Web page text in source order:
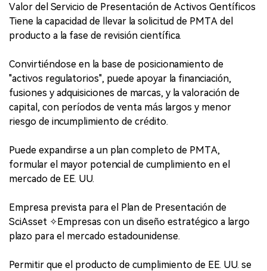
Valor del Servicio de Presentación de Activos Científicos
Tiene la capacidad de llevar la solicitud de PMTA del
producto a la fase de revisión científica.
Convirtiéndose en la base de posicionamiento de
"activos regulatorios", puede apoyar la financiación,
fusiones y adquisiciones de marcas, y la valoración de
capital, con períodos de venta más largos y menor
riesgo de incumplimiento de crédito.
Puede expandirse a un plan completo de PMTA,
formular el mayor potencial de cumplimiento en el
mercado de EE. UU.
Empresa prevista para el Plan de Presentación de
SciAsset ✧Empresas con un diseño estratégico a largo
plazo para el mercado estadounidense.
Permitir que el producto de cumplimiento de EE. UU. se